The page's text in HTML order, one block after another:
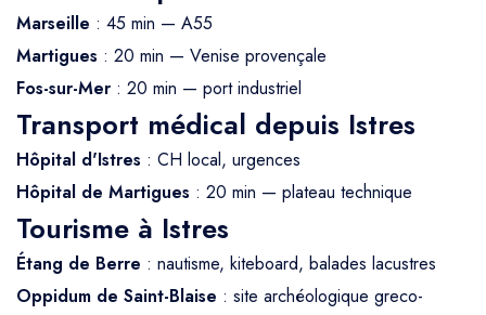
Marseille : 45 min — A55
Martigues : 20 min — Venise provençale
Fos-sur-Mer : 20 min — port industriel
Transport médical depuis Istres
Hôpital d'Istres : CH local, urgences
Hôpital de Martigues : 20 min — plateau technique
Tourisme à Istres
Étang de Berre : nautisme, kiteboard, balades lacustres
Oppidum de Saint-Blaise : site archéologique greco-